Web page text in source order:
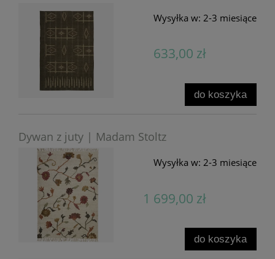
Wysyłka w: 2-3 miesiące
633,00 zł
do koszyka
Dywan z juty | Madam Stoltz
Wysyłka w: 2-3 miesiące
1 699,00 zł
do koszyka